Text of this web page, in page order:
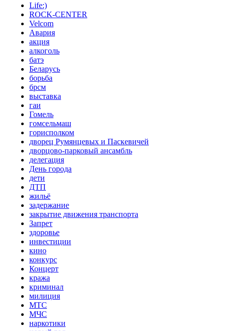
Life:)
ROCK-CENTER
Velcom
Авария
акция
алкоголь
батэ
Беларусь
борьба
брсм
выставка
гаи
Гомель
гомсельмаш
горисполком
дворец Румянцевых и Паскевичей
дворцово-парковый ансамбль
делегация
День города
дети
ДТП
жильё
задержание
закрытие движения транспорта
Запрет
здоровье
инвестиции
кино
конкурс
Концерт
кража
криминал
милиция
МТС
МЧС
наркотики